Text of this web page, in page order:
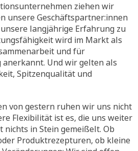
ziehen wir
unsere Geschäftspartner:innen
langjährige Erfahrung zu
wird im Markt als
und für
Und wir gelten als
Spitzenqualität und
von gestern ruhen wir uns nicht
Flexibilität ist es, die uns weiter
nichts in Stein gemeißelt. Ob
Produktrezepturen, ob kleine